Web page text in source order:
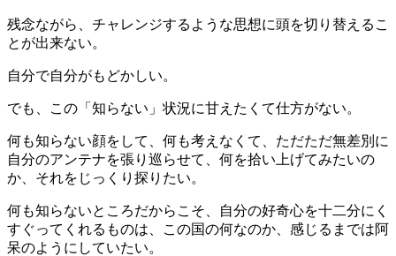
残念ながら、チャレンジするような思想に頭を切り替えるこ
とが出来ない。
自分で自分がもどかしい。
でも、この「知らない」状況に甘えたくて仕方がない。
何も知らない顔をして、何も考えなくて、ただただ無差別に
自分のアンテナを張り巡らせて、何を拾い上げてみたいの
か、それをじっくり探りたい。
何も知らないところだからこそ、自分の好奇心を十二分にく
すぐってくれるものは、この国の何なのか、感じるまでは阿
呆のようにしていたい。